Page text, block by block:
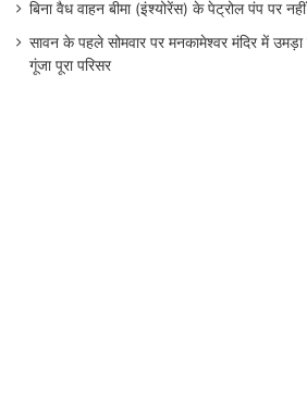
बिना वैध वाहन बीमा (इंश्योरेंस) के पेट्रोल पंप पर
सावन के पहले सोमवार पर मनकामेश्वर मंदिर में
गूंजा पूरा परिसर